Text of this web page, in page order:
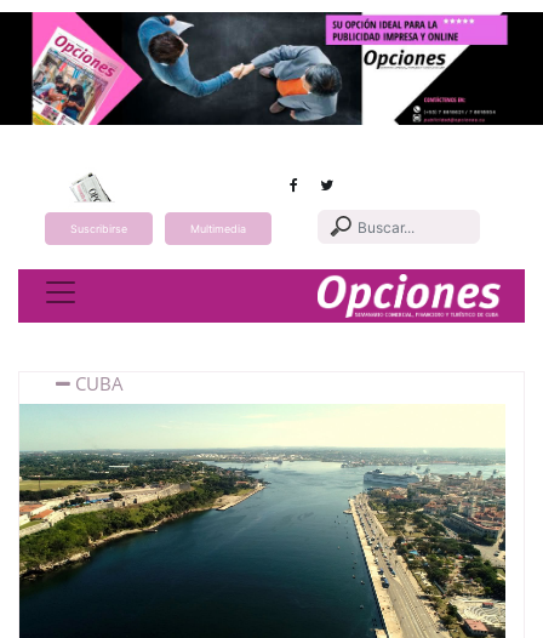
Suscribirse Multimedia
Toggle navigation
CUBA